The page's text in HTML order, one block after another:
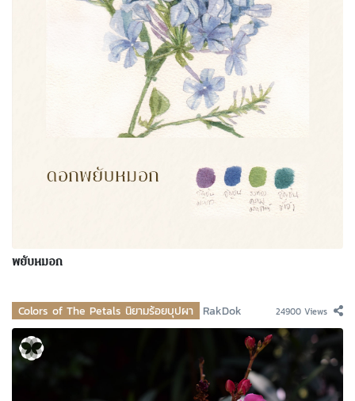
พยับหมอก
Colors of The Petals นิยามร้อยบุปผา RakDok 24900 Views